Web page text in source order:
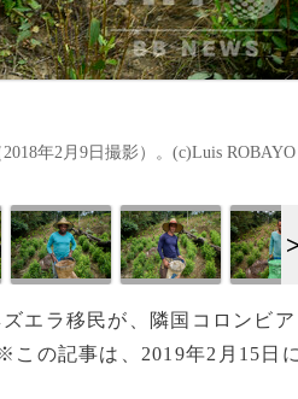
年2月9日撮影）。(c)Luis
エラ移民が、隣国コロンビア
この記事は、2019年2月15日